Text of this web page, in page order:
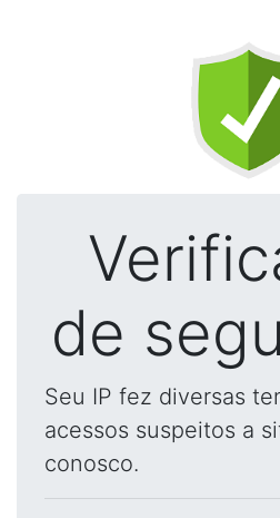
de
Seu IP fez diversas
acessos suspeitos a
conosco.